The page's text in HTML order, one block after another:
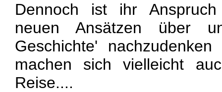
Dennoch ist ihr
neuen Ansätzen über
Geschichte'
machen sich vielleicht
Reise....